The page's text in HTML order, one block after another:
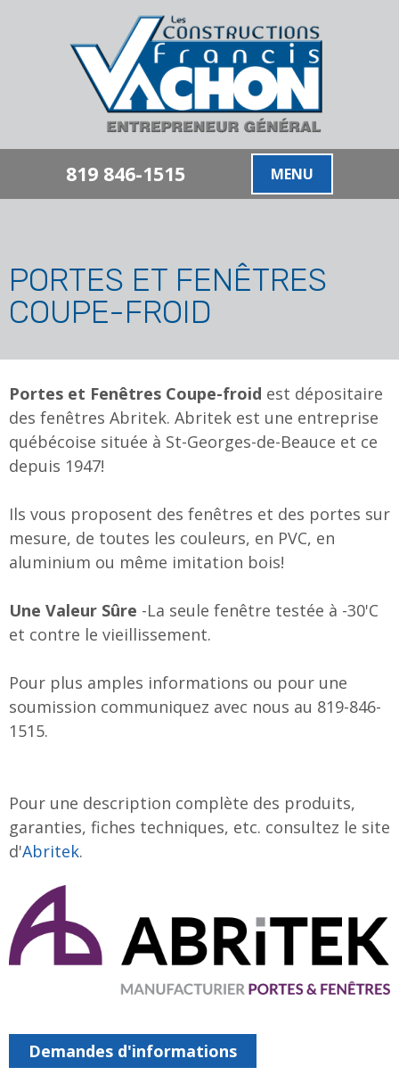
819 846-1515 MENU
PORTES ET FENÊTRES
COUPE-FROID
Portes et Fenêtres Coupe-froid est dépositaire
des fenêtres Abritek. Abritek est une entreprise
québécoise située à St-Georges-de-Beauce et ce
depuis 1947!
Ils vous proposent des fenêtres et des portes sur
mesure, de toutes les couleurs, en PVC, en
aluminium ou même imitation bois!
Une Valeur Sûre -La seule fenêtre testée à -30'C
et contre le vieillissement.
Pour plus amples informations ou pour une
soumission communiquez avec nous au 819-846-
1515.
Pour une description complète des produits,
garanties, fiches techniques, etc. consultez le site
d'Abritek.
Demandes d'informations